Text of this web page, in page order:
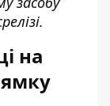
на